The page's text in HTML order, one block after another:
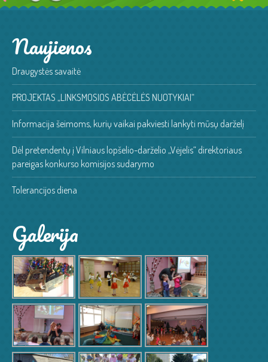
Naujienos
Draugystės savaitė
PROJEKTAS „LINKSMOSIOS ABĖCĖLĖS NUOTYKIAI“
Informacija šeimoms, kurių vaikai pakviesti lankyti mūsų darželį
Dėl pretendentų į Vilniaus lopšelio-darželio „Vėjelis“ direktoriaus
pareigas konkurso komisijos sudarymo
Tolerancijos diena
Galerija